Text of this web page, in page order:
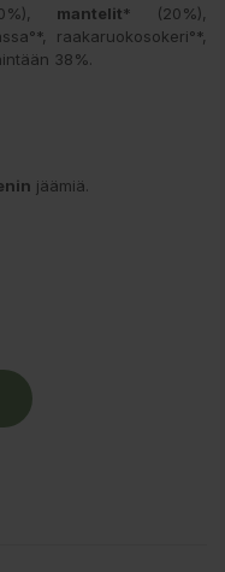
mantelit* (20%),
raakaruokosokeri°*,
38%.
jäämiä.